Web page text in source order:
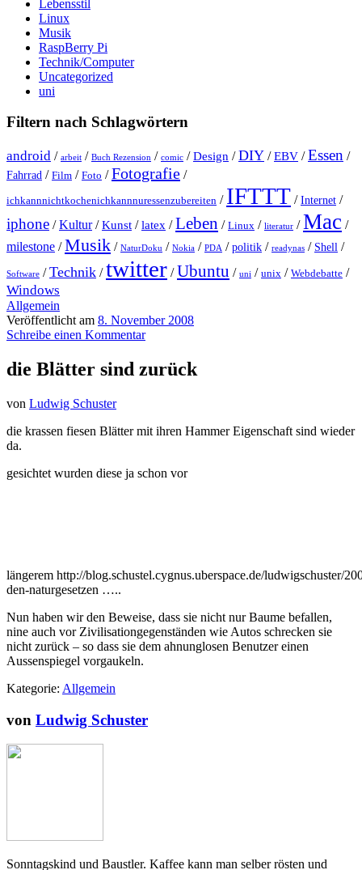
Lebensstil
Linux
Musik
RaspBerry Pi
Technik/Computer
Uncategorized
uni
Filtern nach Schlagwörtern
android / arbeit / Buch Rezension / comic /Design /DIY /EBV /Essen /
Fahrrad / Film / Foto /Fotografie /
ichkannnichtkochenichkannnuressenzubereiten / IFTTT /Internet /
iphone /Kultur/Kunst /latex /Leben / Linux / literatur /Mac /
milestone /Musik / NaturDoku / Nokia / PDA /politik / readynas / Shell /
Software /Technik /twitter /Ubuntu / uni / unix / Webdebatte /
Windows
Allgemein
Veröffentlicht am 8. November 2008
Schreibe einen Kommentar
die Blätter sind zurück
von Ludwig Schuster
die krassen fiesen Blätter mit ihren Hammer Eigenschaft sind wieder
da.
gesichtet wurden diese ja schon vor
längerem http://blog.schustel.cygnus.uberspace.de/ludwigschuster/
den-naturgesetzen …..
Nun haben wir den Beweise, dass sie nicht nur Baume befallen,
nine auch vor Zivilisationgegenständen wie Autos schrecken sie
nicht zurück – so dass sie dem ahnunglosen Benutzer einen
Aussenspiegel vorgaukeln.
Kategorie: Allgemein
von Ludwig Schuster
Sonntagskind und Baustler. Kaffee kann man selber rösten und